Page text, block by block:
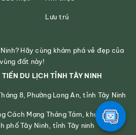
Lưu trú
Hãy cùng khám phá vẻ đẹp của
vùng đất này!
DU LỊCH TỈNH TÂY NINH
8, Phường Long An, tỉnh Tây Ninh
Cách Mạng Tháng Tám, khu phố 2,
phố Tây Ninh, tỉnh Tây ninh